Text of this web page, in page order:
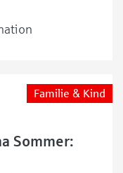
Familie & Kind
Sommer: